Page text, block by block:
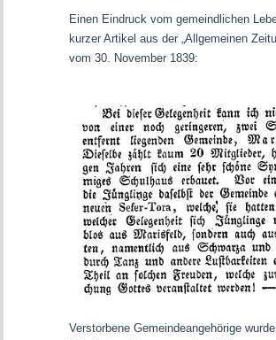
Einen Eindruck vom gemeindlichen
kurzer Artikel aus der „Allgemeinen
vom 30. November 1839:
Verstorbene Gemeindeangehörige